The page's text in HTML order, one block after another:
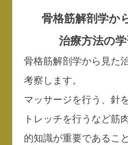
骨格筋解剖学か
治療方法の
骨格筋解剖学から見た
考察します。
マッサージを行う、針
トレッチを行うなど筋
的知識が重要であるこ